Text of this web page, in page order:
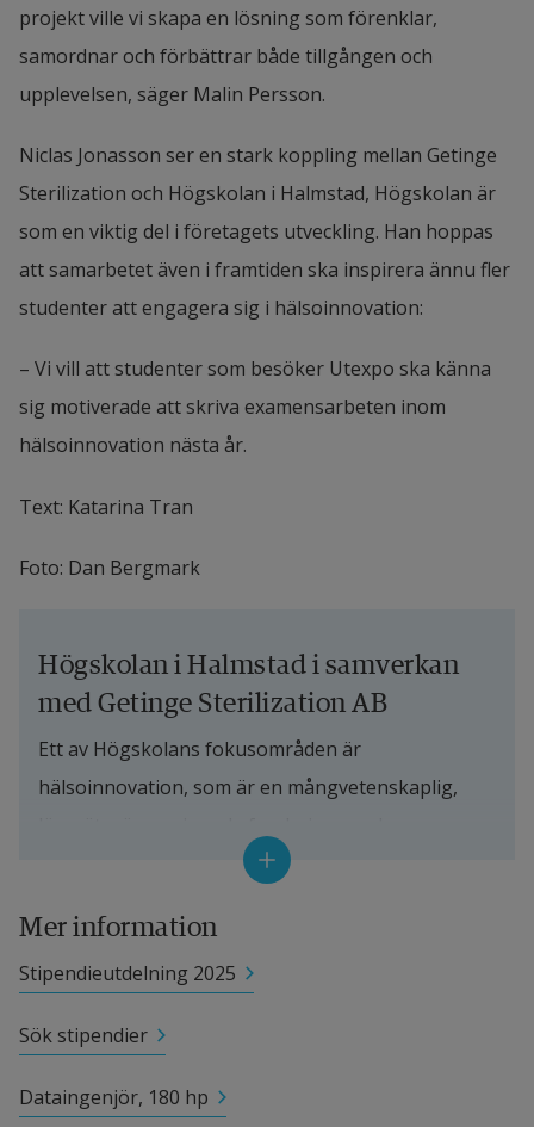
projekt ville vi skapa en lösning som förenklar,
samordnar och förbättrar både tillgången och
upplevelsen, säger Malin Persson.
Niclas Jonasson ser en stark koppling mellan Getinge
Sterilization och Högskolan i Halmstad, Högskolan är
som en viktig del i företagets utveckling. Han hoppas
att samarbetet även i framtiden ska inspirera ännu fler
studenter att engagera sig i hälsoinnovation:
– Vi vill att studenter som besöker Utexpo ska känna
sig motiverade att skriva examensarbeten inom
hälsoinnovation nästa år.
Text: Katarina Tran
Foto: Dan Bergmark
Högskolan i Halmstad i samverkan
med Getinge Sterilization AB
Ett av Högskolans fokusområden är
hälsoinnovation, som är en mångvetenskaplig,
utbildningssatsning. Syftet är att bidra med
samhällsutmaningar inom hälsoområdet. I linje
med detta ingick Högskolan i Halmstad och
samverkansavtal hösten 2020, som ett sätt att
långsiktigt stärka och utveckla utbildning,
Mer information
Stipendieutdelning 2025
Sök stipendier
Dataingenjör, 180 hp